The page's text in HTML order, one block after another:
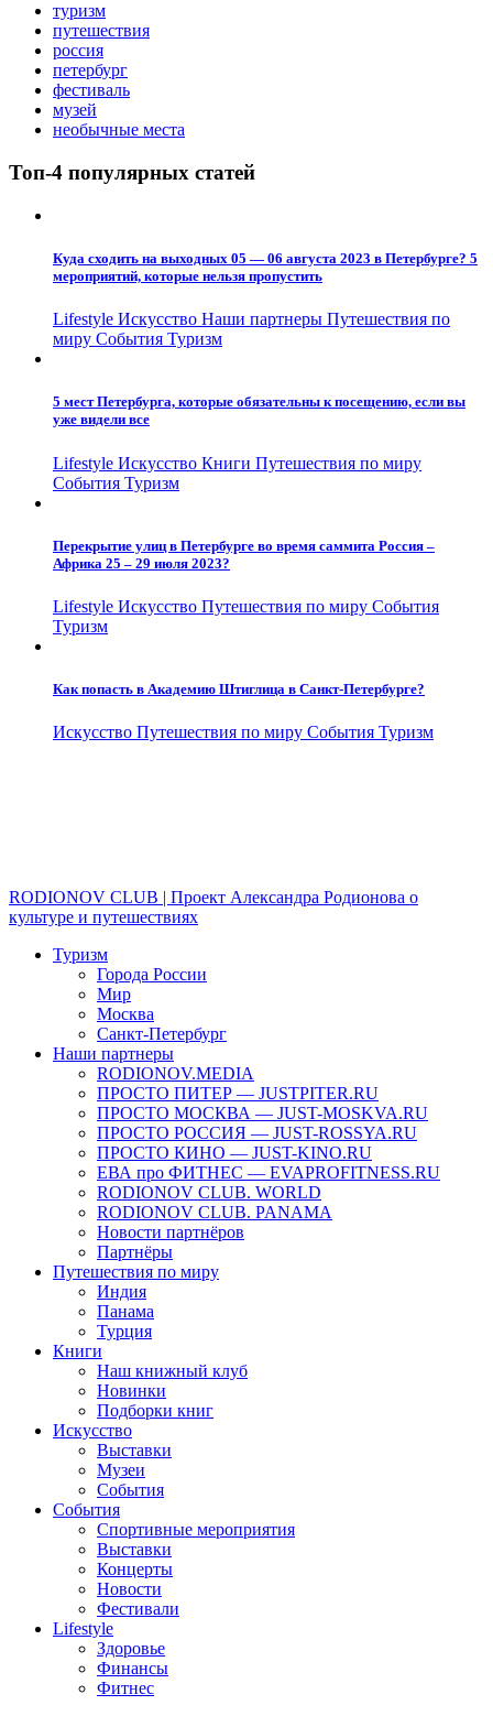
туризм
путешествия
россия
петербург
фестиваль
музей
необычные места
Топ-4 популярных статей
Куда сходить на выходных 05 — 06 августа 2023 в Петербурге? 5
мероприятий, которые нельзя пропустить
Lifestyle Искусство Наши партнеры Путешествия по
миру События Туризм
5 мест Петербурга, которые обязательны к посещению, если вы
уже видели все
Lifestyle Искусство Книги Путешествия по миру
События Туризм
Перекрытие улиц в Петербурге во время саммита Россия –
Африка 25 – 29 июля 2023?
Lifestyle Искусство Путешествия по миру События
Туризм
Как попасть в Академию Штиглица в Санкт-Петербурге?
Искусство Путешествия по миру События Туризм
RODIONOV CLUB | Проект Александра Родионова о
культуре и путешествиях
Туризм
Города России
Мир
Москва
Санкт-Петербург
Наши партнеры
RODIONOV.MEDIA
ПРОСТО ПИТЕР — JUSTPITER.RU
ПРОСТО МОСКВА — JUST-MOSKVA.RU
ПРОСТО РОССИЯ — JUST-ROSSYA.RU
ПРОСТО КИНО — JUST-KINO.RU
ЕВА про ФИТНЕС — EVAPROFITNESS.RU
RODIONOV CLUB. WORLD
RODIONOV CLUB. PANAMA
Новости партнёров
Партнёры
Путешествия по миру
Индия
Панама
Турция
Книги
Наш книжный клуб
Новинки
Подборки книг
Искусство
Выставки
Музеи
События
События
Спортивные мероприятия
Выставки
Концерты
Новости
Фестивали
Lifestyle
Здоровье
Финансы
Фитнес